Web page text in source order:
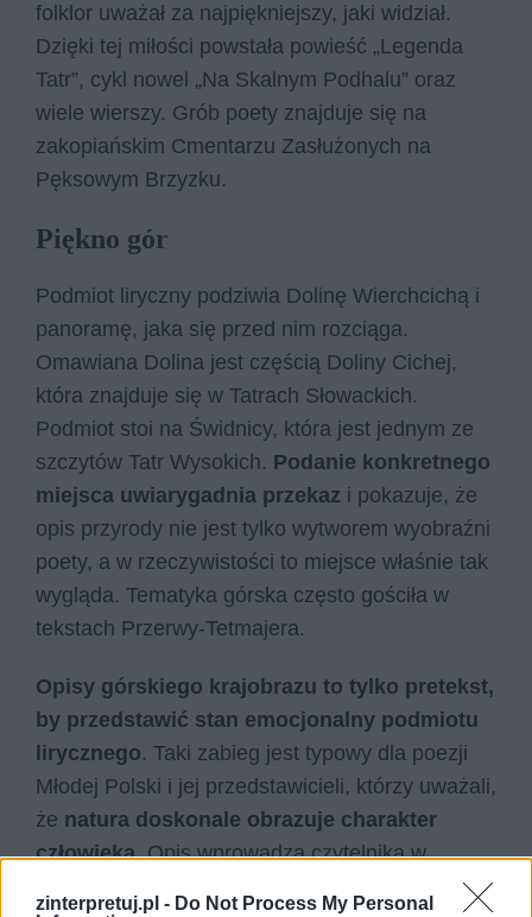
zinterpretuj.pl - Do Not Process My Personal
folklor uważał za najpiękniejszy, jaki widział.
Dzięki tej miłości powstała powieść „Legenda
Tatr”, cykl nowel „Na Skalnym Podhalu” oraz
wiele wierszy. Grób poety znajduje się na
zakopiańskim Cmentarzu Zasłużonych na
Pęksowym Brzyzku.
Piękno gór
Podmiot liryczny podziwia Dolinę Wierchcichą i
panoramę, jaka się przed nim rozciąga.
Omawiana Dolina jest częścią Doliny Cichej,
która znajduje się w Tatrach Słowackich.
Podmiot stoi na Świdnicy, która jest jednym ze
szczytów Tatr Wysokich. Podanie konkretnego
miejsca uwiarygadnia przekaz i pokazuje, że
opis przyrody nie jest tylko wytworem wyobraźni
poety, a w rzeczywistości to miejsce właśnie tak
wygląda. Tematyka górska często gościła w
tekstach Przerwy-Tetmajera.
Opisy górskiego krajobrazu to tylko pretekst,
by przedstawić stan emocjonalny podmiotu
lirycznego. Taki zabieg jest typowy dla poezji
Młodej Polski i jej przedstawicieli, którzy uważali,
że natura doskonale obrazuje charakter
człowieka. Opis wprowadza czytelnika w